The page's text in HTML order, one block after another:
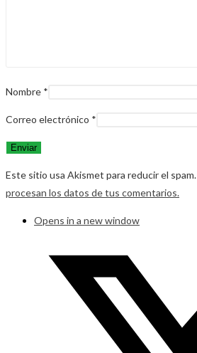
Nombre *
Correo electrónico *
Este sitio usa Akismet para reducir el spam.
procesan los datos de tus comentarios.
Opens in a new window